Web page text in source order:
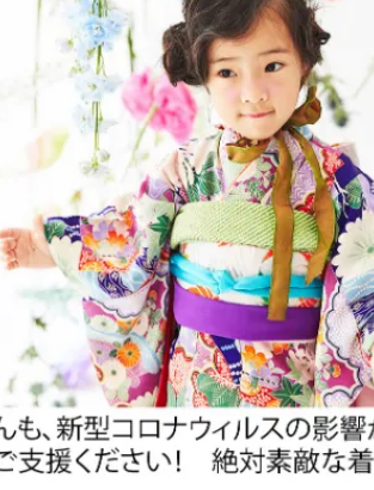
テクノロジー・ガジェット ゲー
映像・映画 書籍
ビジネス・起業 チャレ
まちづくり・地域活性化